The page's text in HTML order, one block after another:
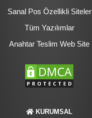
Sanal Pos Özellikli Siteler
Tüm Yazılımlar
Anahtar Teslim Web Site
KURUMSAL